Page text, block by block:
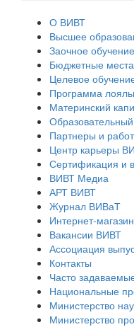
О ВИВТ
Высшее
Заочное обучение
Бюджетные места
Целевое
Программа
Материнский
Партнеры и
Центр карьеры
Сертификация и
ВИВТ Медиа
АРТ ВИВТ
Журнал ВИВаТ
Интернет-
Вакансии ВИВТ
Ассоциация
Контакты
Часто
Национальные
Министерство
Министерство